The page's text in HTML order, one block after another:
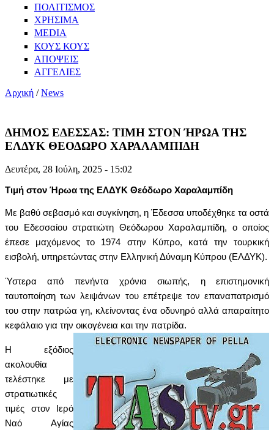
ΠΟΛΙΤΙΣΜΟΣ
ΧΡΗΣΙΜΑ
MEDIA
ΚΟΥΣ ΚΟΥΣ
ΑΠΟΨΕΙΣ
ΑΓΓΕΛΙΕΣ
Αρχική /News
ΔΗΜΟΣ ΕΔΕΣΣΑΣ: ΤΙΜΗ ΣΤΟΝ ΉΡΩΑ ΤΗΣ
ΕΛΔΥΚ ΘΕΟΔΩΡΟ ΧΑΡΑΛΑΜΠΙΔΗ
Δευτέρα, 28 Ιούλη, 2025 - 15:02
Τιμή στον Ήρωα της ΕΛΔΥΚ Θεόδωρο Χαραλαμπίδη
Με βαθύ σεβασμό και συγκίνηση, η Έδεσσα υποδέχθηκε τα οστά
του Εδεσσαίου στρατιώτη Θεόδωρου Χαραλαμπίδη, ο οποίος
έπεσε μαχόμενος το 1974 στην Κύπρο, κατά την τουρκική
εισβολή, υπηρετώντας στην Ελληνική Δύναμη Κύπρου (ΕΛΔΥΚ).
Ύστερα από πενήντα χρόνια σιωπής, η επιστημονική
ταυτοποίηση των λειψάνων του επέτρεψε τον επαναπατρισμό
του στην πατρώα γη, κλείνοντας ένα οδυνηρό αλλά απαραίτητο
κεφάλαιο για την οικογένεια και την πατρίδα.
Η εξόδιος
ακολουθία
τελέστηκε με
στρατιωτικές
τιμές στον Ιερό
Ναό Αγίας